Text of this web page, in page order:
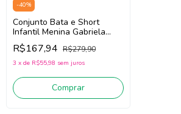
-40%
Conjunto Bata e Short
Infantil Menina Gabriela
Aquarela 261033 (Off
White/Rosa)
R$167,94 R$279,90
3 x de R$55,98 sem juros
Comprar